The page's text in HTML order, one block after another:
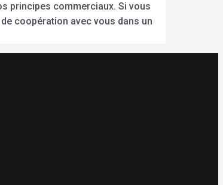
principes commerciaux. Si vous
coopération avec vous dans un